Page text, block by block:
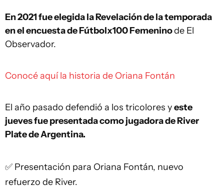
En 2021 fue elegida la Revelación de la temporada
en el encuesta de Fútbolx100 Femeninode El
Observador.
Conocé aquí la historia de Oriana Fontán
El año pasado defendió a los tricolores yeste
jueves fue presentada como jugadora de River
Plate de Argentina.
✅ Presentación para Oriana Fontán, nuevo
refuerzo de River.